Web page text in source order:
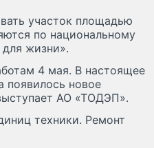
участок площадью
по национальному
жизни».
4 мая. В настоящее
появилось новое
АО «ТОДЭП».
техники. Ремонт